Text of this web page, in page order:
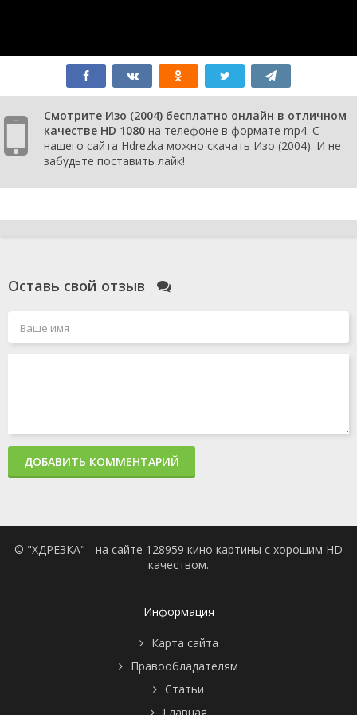
Смотрите Изо (2004) бесплатно онлайн в отличном
качестве HD 1080 на телефоне в формате mp4. С
нашего сайта Hdrezka можно скачать Изо (2004). И не
забудьте поставить лайк!
Оставь свой отзыв
ДОБАВИТЬ КОММЕНТАРИЙ
© "ХДРЕЗКА" - на сайте 128959 кино картины с хорошим HD
качеством.
Информация
Карта сайта
Правообладателям
Статьи
Главная